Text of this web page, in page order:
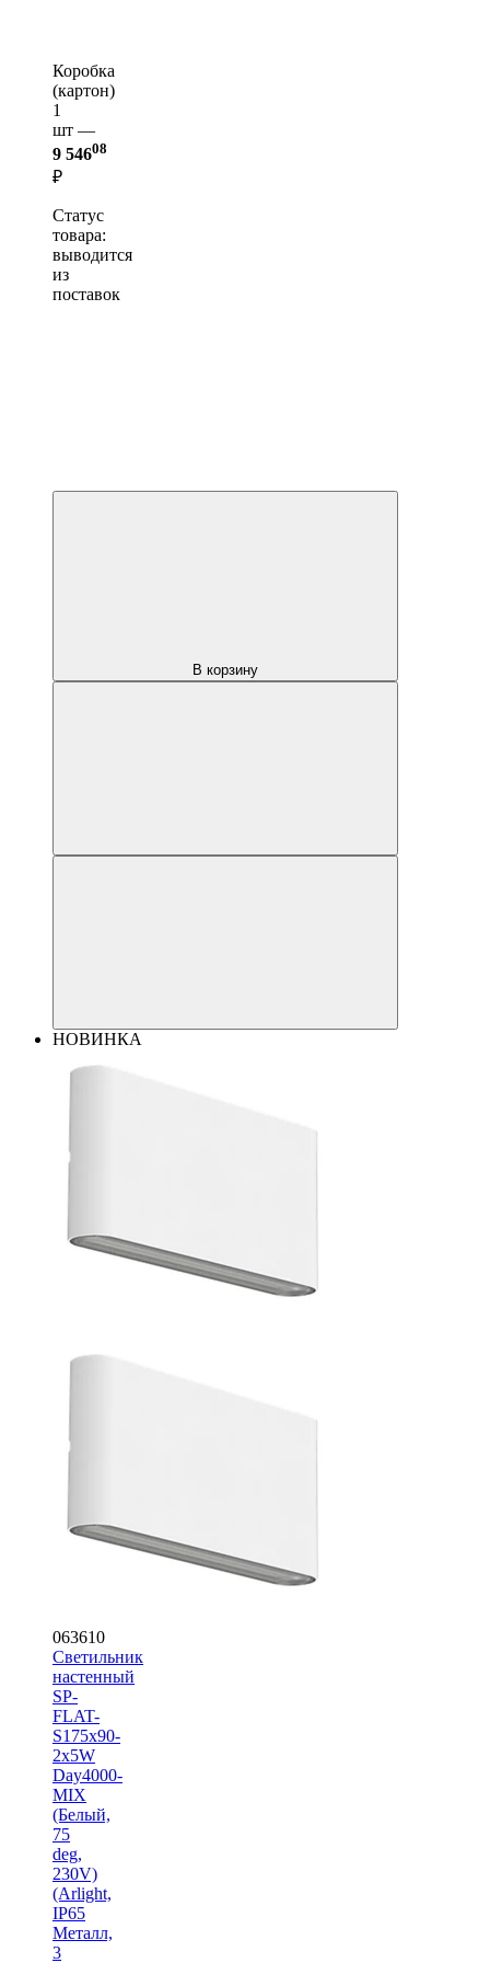
Коробка
(картон)
1
шт —
9 54608
₽
Статус
товара:
выводится
из
поставок
В корзину
НОВИНКА
063610
Светильник
настенный
SP-
FLAT-
S175x90-
2x5W
Day4000-
MIX
(Белый,
75
deg,
230V)
(Arlight,
IP65
Металл,
3